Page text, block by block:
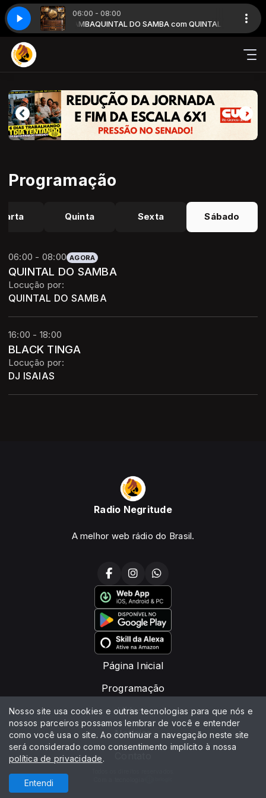
06:00 - 08:00
QUINTAL DO SAMBAQUINTAL DO SAMBA com QUINTAL DO SAMBA
Programação
Quinta Sexta Sábado
06:00 - 08:00 AGORA
QUINTAL DO SAMBA
Locução por:
QUINTAL DO SAMBA
16:00 - 18:00
BLACK TINGA
Locução por:
DJ ISAIAS
Radio Negritude
A melhor web rádio do Brasil.
Página Inicial
Programação
Vídeos
Notícias
Nosso site usa cookies e outras tecnologias para que nós e
nossos parceiros possamos lembrar de você e entender
como você usa o site. Ao continuar a navegação neste site
será considerado como consentimento implícito à nossa
política de privacidade.
Entendi